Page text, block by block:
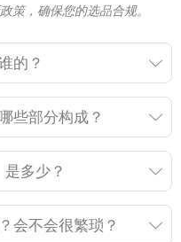
策，确保您的选品合规。
的？
些部分构成？
多少？
会不会很繁琐？